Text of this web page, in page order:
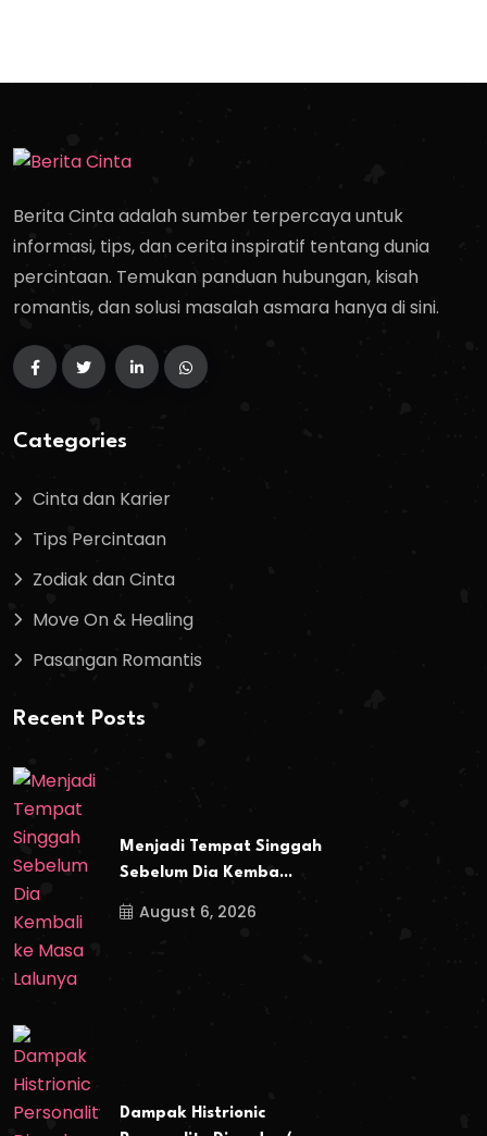
Berita Cinta adalah sumber terpercaya untuk
informasi, tips, dan cerita inspiratif tentang dunia
percintaan. Temukan panduan hubungan, kisah
romantis, dan solusi masalah asmara hanya di sini.
Categories
Cinta dan Karier
Tips Percintaan
Zodiak dan Cinta
Move On & Healing
Pasangan Romantis
Recent Posts
Menjadi Tempat Singgah
Sebelum Dia Kemba...
August 6, 2026
Dampak Histrionic